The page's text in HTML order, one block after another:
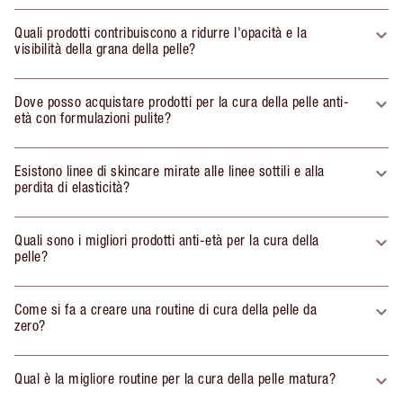
Quali prodotti contribuiscono a ridurre l'opacità e la
visibilità della grana della pelle?
Dove posso acquistare prodotti per la cura della pelle anti-
età con formulazioni pulite?
Esistono linee di skincare mirate alle linee sottili e alla
perdita di elasticità?
Quali sono i migliori prodotti anti-età per la cura della
pelle?
Come si fa a creare una routine di cura della pelle da
zero?
Qual è la migliore routine per la cura della pelle matura?